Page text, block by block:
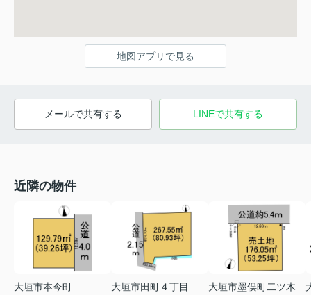
地図アプリで見る
メールで共有する LINEで共有する
近隣の物件
大垣市本今町
大垣市田町４丁目
大垣市墨俣町二ツ木